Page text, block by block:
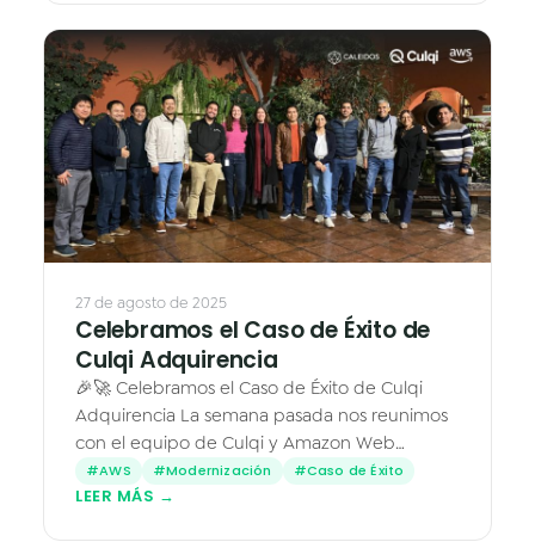
27 de agosto de 2025
Celebramos el Caso de Éxito de
Culqi Adquirencia
🎉🚀 Celebramos el Caso de Éxito de Culqi
Adquirencia La semana pasada nos reunimos
con el equipo de Culqi y Amazon Web
Services (AWS) en una cena especial para
celebrar un hito: Culqi Adquirencia,…
#AWS #Modernización #Caso de Éxito
LEER MÁS →